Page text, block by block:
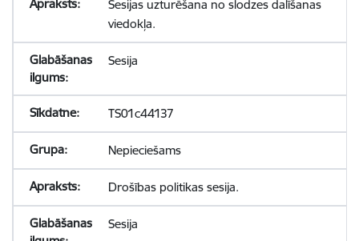
Sesijas uzturēšana no slodzes dalīšanas
viedokļa.
Sesija
TS01c44137
Nepieciešams
Drošības politikas sesija.
Sesija